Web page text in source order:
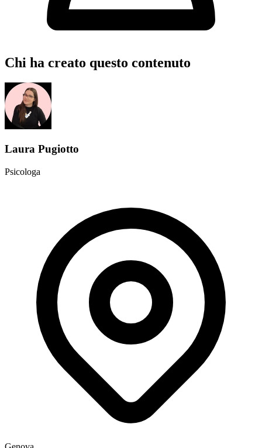
Chi ha creato questo contenuto
Laura Pugiotto
Psicologa